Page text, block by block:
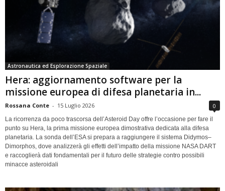
Astronautica ed Esplorazione Spaziale
Hera: aggiornamento software per la
missione europea di difesa planetaria in...
Rossana Conte - 15 Luglio 2026 0
La ricorrenza da poco trascorsa dell’Asteroid Day offre l’occasione per fare il
punto su Hera, la prima missione europea dimostrativa dedicata alla difesa
planetaria. La sonda dell’ESA si prepara a raggiungere il sistema Didymos–
Dimorphos, dove analizzerà gli effetti dell’impatto della missione NASA DART
e raccoglierà dati fondamentali per il futuro delle strategie contro possibili
minacce asteroidali